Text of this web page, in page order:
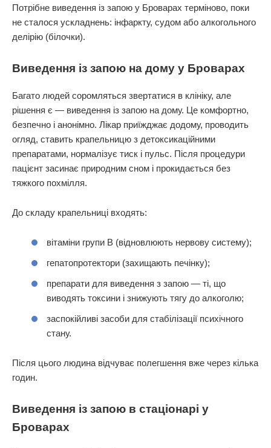
Потрібне виведення із запою у Броварах терміново, поки
не сталося ускладнень: інфаркту, судом або алкогольного
делірію (білочки).
Виведення із запою на дому у Броварах
Багато людей соромляться звертатися в клініку, але
рішення є — виведення із запою на дому. Це комфортно,
безпечно і анонімно. Лікар приїжджає додому, проводить
огляд, ставить крапельницю з детоксикаційними
препаратами, нормалізує тиск і пульс. Після процедури
пацієнт засинає природним сном і прокидається без
тяжкого похмілля.
До складу крапельниці входять:
вітаміни групи В (відновлюють нервову систему);
гепатопротектори (захищають печінку);
препарати для виведення з запою — ті, що
виводять токсини і знижують тягу до алкоголю;
заспокійливі засоби для стабілізації психічного
стану.
Після цього людина відчуває полегшення вже через кілька
годин.
Виведення із запою в стаціонарі у
Броварах